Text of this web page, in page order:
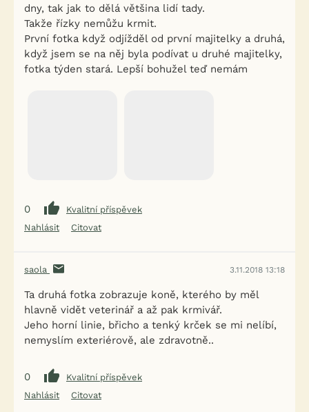
dny, tak jak to dělá většina lidí tady.
Takže řízky nemůžu krmit.
První fotka když odjížděl od první majitelky a druhá,
když jsem se na něj byla podívat u druhé majitelky,
fotka týden stará. Lepší bohužel teď nemám
0
Kvalitní příspěvek
Nahlásit
Citovat
saola 3.11.2018 13:18
Ta druhá fotka zobrazuje koně, kterého by měl
hlavně vidět veterinář a až pak krmivář.
Jeho horní linie, břicho a tenký krček se mi nelíbí,
nemyslím exteriérově, ale zdravotně..
0
Kvalitní příspěvek
Nahlásit
Citovat